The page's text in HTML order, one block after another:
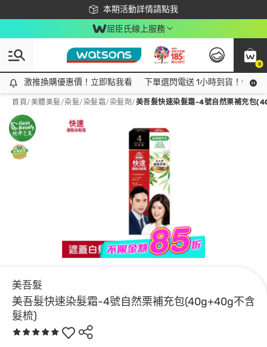
本期活動詳情請點我
下載app最高回饋$350
屈臣氏線上服務
0
激推換購優惠價！立即點我看
激推換購優惠價！立即點我看 下單選閃電送 1小時到貨！領神
首頁/美體美髮/染髮/染髮霜/染髮劑 /美吾髮快速染髮霜-4號自然栗補充包
美吾髮
美吾髮快速染髮霜-4號自然栗補充包(40g+40g不含
髮梳)